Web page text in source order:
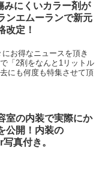
にくいカラー剤が
ンエムーランで新元
改定！
お得なニュースを頂き
「2剤をなんと1リットル
にも何度も特集させて頂
室の内装で実際にか
公開！内装の
真付き。